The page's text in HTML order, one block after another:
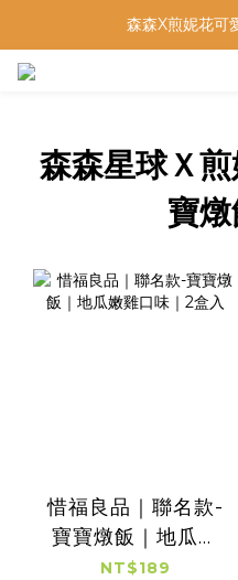
低鈉燉飯燉
森森X煎妮花可
森森星球Ｘ
寶
惜福良品｜聯名款-
寶寶燉飯｜地瓜嫩
雞口味｜2盒入
NT$189